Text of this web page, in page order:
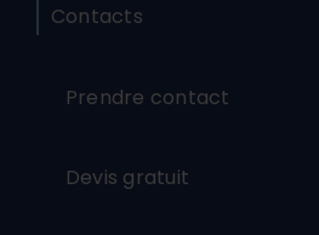
Contacts
Prendre contact
Devis gratuit